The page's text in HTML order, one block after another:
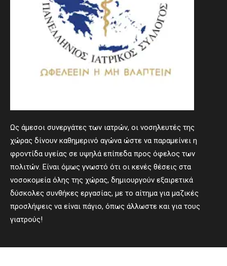
Ως άμεσοι συνεργάτες των ιατρών, οι νοσηλευτές της
χώρας δίνουν καθημερινό αγώνα ώστε να παραμείνει η
φροντίδα υγείας σε υψηλά επίπεδα προς όφελος των
πολιτών. Είναι όμως γνωστό ότι οι κενές θέσεις στα
νοσοκομεία όλης της χώρας, δημιουργούν εξαιρετικά
δύσκολες συνθήκες εργασίας, με το αίτημα για μαζικές
προσλήψεις να είναι πάγιο, όπως άλλωστε και για τους
γιατρούς!